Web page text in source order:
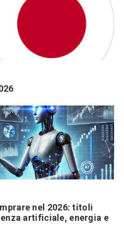
nel 2026: titoli
artificiale, energia e